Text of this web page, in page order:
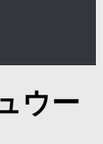
ウー